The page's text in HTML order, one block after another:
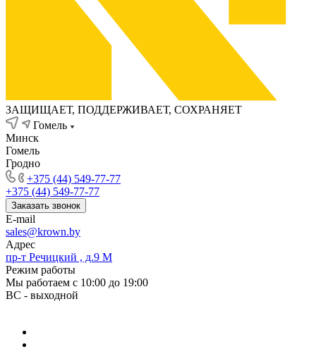
ЗАЩИЩАЕТ, ПОДДЕРЖИВАЕТ, СОХРАНЯЕТ
Гомель
Минск
Гомель
Гродно
+375 (44) 549-77-77
+375 (44) 549-77-77
Заказать звонок
E-mail
sales@krown.by
Адрес
пр-т Речицкий , д.9 М
Режим работы
Мы работаем с 10:00 до 19:00
ВС - выходной